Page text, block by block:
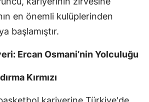
en önemli kulüplerinden
başlamıştır.
Ercan Osmani’nin Yolculuğu
Kırmızı